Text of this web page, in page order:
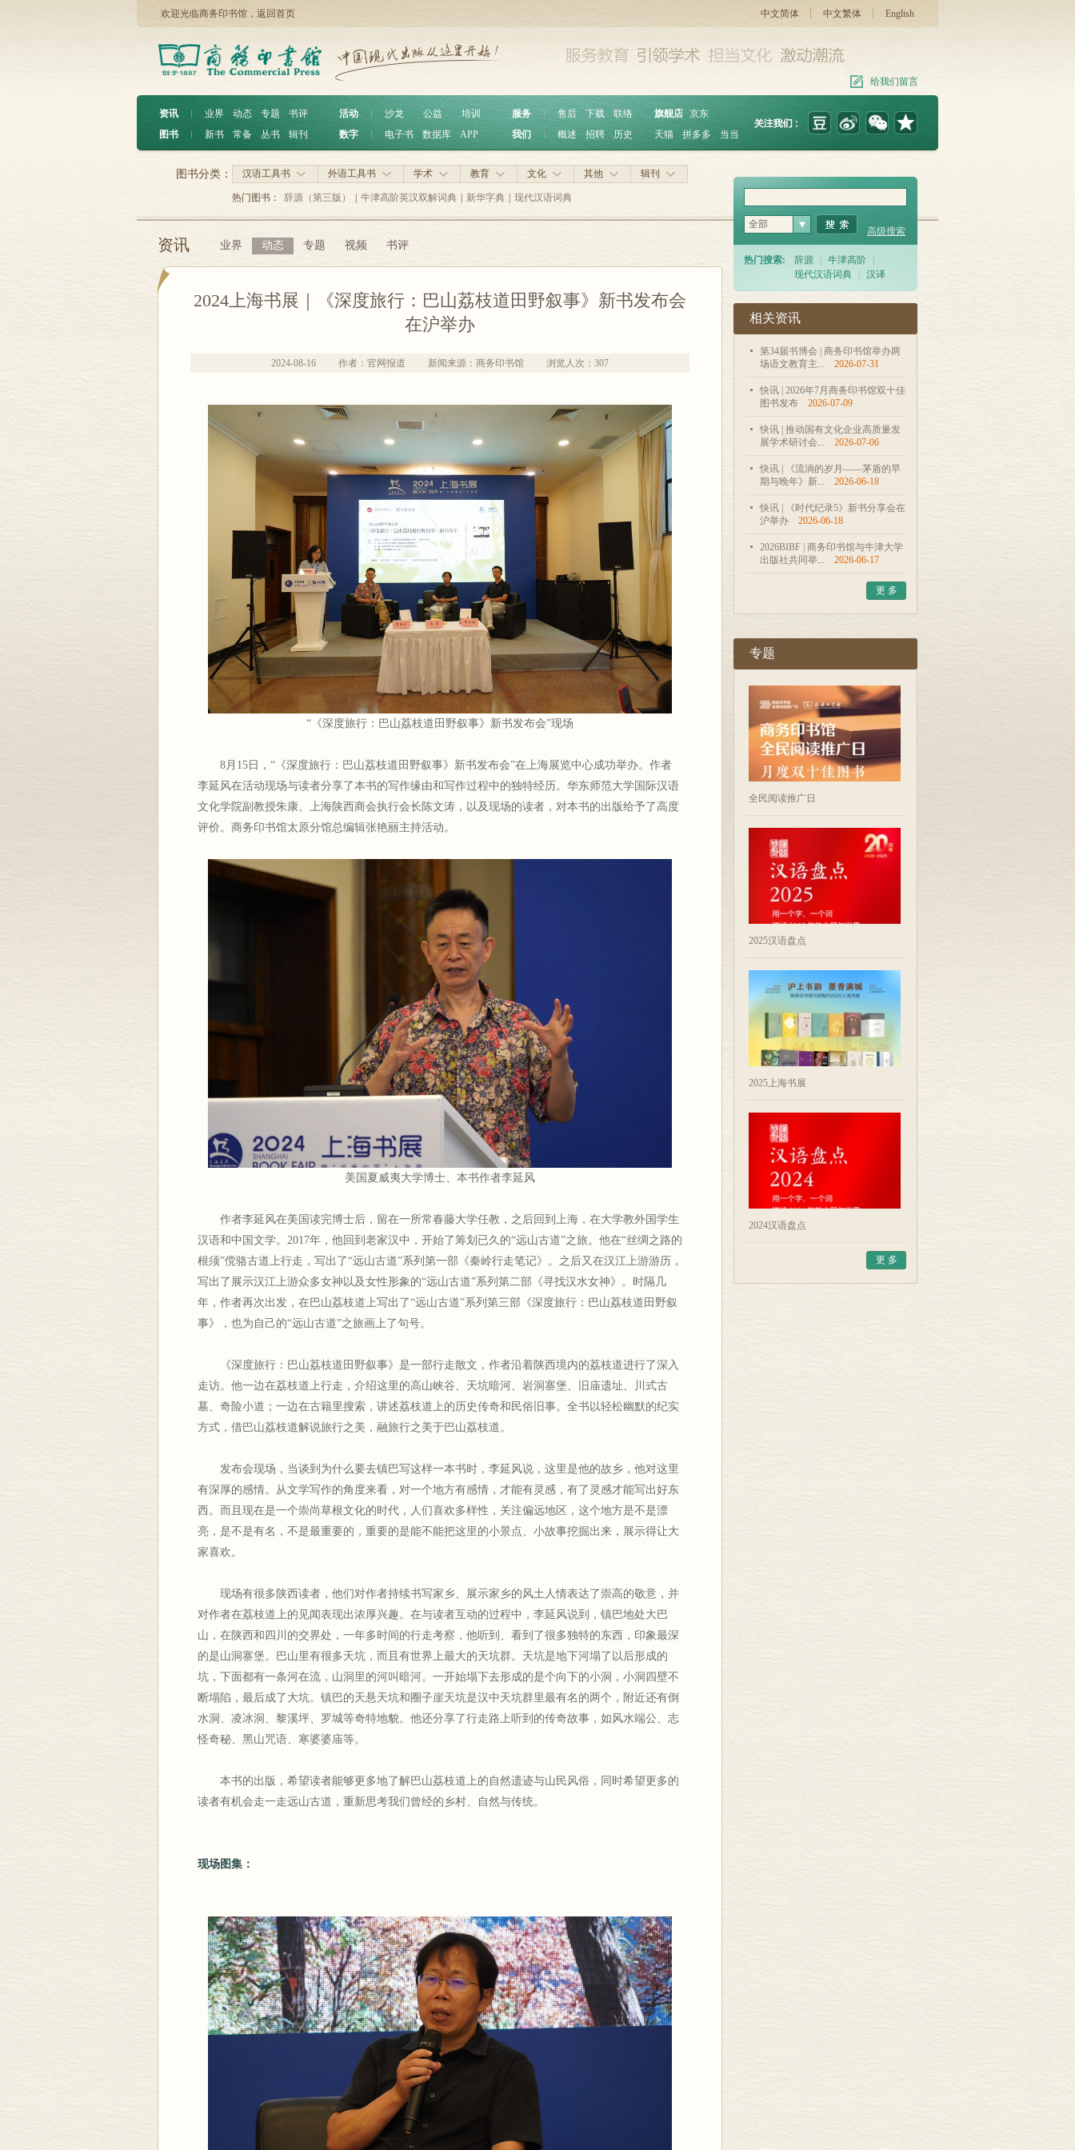
欢迎光临商务印书馆， 返回首页 中文简体 中文繁体 English
给我们留言
资讯 ︱ 业界 动态 专题
书评
图书
︱ 新书 常备 丛书 辑刊
活动 沙龙 公益
培训
数字
电子书 数据库 APP
服务 ︱ 售后 下载
联络
我们
概述 招聘 历史
旗舰店 京东
天猫
拼多多 当当
汉语工具书 外语工具书 学术 教育 文化 其他 辑刊
图书分类：
热门图书： 辞源（第三版） 牛津高阶英汉双解词典 新华字典 现代汉语词典
资讯 业界 动态 专题 视频 书评
2024上海书展｜《深度旅行：巴山荔枝道田野叙事》新书发布会
在沪举办
2024-08-16 作者：官网报道 新闻来源：商务印书馆 浏览人次： 307
“《深度旅行：巴山荔枝道田野叙事》新书发布会”现场
8月15日，“《深度旅行：巴山荔枝道田野叙事》新书发布会”在上海展览中心成功举办。作者
李延风在活动现场与读者分享了本书的写作缘由和写作过程中的独特经历。华东师范大学国际汉语
文化学院副教授朱康、上海陕西商会执行会长陈文涛，以及现场的读者，对本书的出版给予了高度
评价。商务印书馆太原分馆总编辑张艳丽主持活动。
美国夏威夷大学博士、本书作者李延风
作者李延风在美国读完博士后，留在一所常春藤大学任教，之后回到上海，在大学教外国学生
汉语和中国文学。2017年，他回到老家汉中，开始了筹划已久的“远山古道”之旅。他在“丝绸之路的
根须”傥骆古道上行走，写出了“远山古道”系列第一部《秦岭行走笔记》。之后又在汉江上游游历，
写出了展示汉江上游众多女神以及女性形象的“远山古道”系列第二部《寻找汉水女神》。时隔几
年，作者再次出发，在巴山荔枝道上写出了“远山古道”系列第三部《深度旅行：巴山荔枝道田野叙
事》，也为自己的“远山古道”之旅画上了句号。
《深度旅行：巴山荔枝道田野叙事》是一部行走散文，作者沿着陕西境内的荔枝道进行了深入
走访。他一边在荔枝道上行走，介绍这里的高山峡谷、天坑暗河、岩洞寨堡、旧庙遗址、川式古
墓、奇险小道；一边在古籍里搜索，讲述荔枝道上的历史传奇和民俗旧事。全书以轻松幽默的纪实
方式，借巴山荔枝道解说旅行之美，融旅行之美于巴山荔枝道。
发布会现场，当谈到为什么要去镇巴写这样一本书时，李延风说，这里是他的故乡，他对这里
有深厚的感情。从文学写作的角度来看，对一个地方有感情，才能有灵感，有了灵感才能写出好东
西。而且现在是一个崇尚草根文化的时代，人们喜欢多样性，关注偏远地区，这个地方是不是漂
亮，是不是有名，不是最重要的，重要的是能不能把这里的小景点、小故事挖掘出来，展示得让大
家喜欢。
现场有很多陕西读者，他们对作者持续书写家乡、展示家乡的风土人情表达了崇高的敬意，并
对作者在荔枝道上的见闻表现出浓厚兴趣。在与读者互动的过程中，李延风说到，镇巴地处大巴
山，在陕西和四川的交界处，一年多时间的行走考察，他听到、看到了很多独特的东西，印象最深
的是山洞寨堡。巴山里有很多天坑，而且有世界上最大的天坑群。天坑是地下河塌了以后形成的
坑，下面都有一条河在流，山洞里的河叫暗河。一开始塌下去形成的是个向下的小洞，小洞四壁不
断塌陷，最后成了大坑。镇巴的天悬天坑和圈子崖天坑是汉中天坑群里最有名的两个，附近还有倒
水洞、凌冰洞、黎溪坪、罗城等奇特地貌。他还分享了行走路上听到的传奇故事，如风水端公、志
怪奇秘、黑山咒语、寒婆婆庙等。
本书的出版，希望读者能够更多地了解巴山荔枝道上的自然遗迹与山民风俗，同时希望更多的
读者有机会走一走远山古道，重新思考我们曾经的乡村、自然与传统。
现场图集：
全部
高级搜索
热门搜索: 辞源 牛津高阶
现代汉语词典
汉译
相关资讯
第34届书博会 | 商务印书馆举办两
场语文教育主...
2026-07-31
快讯 | 2026年7月商务印书馆双十佳
图书发布
2026-07-09
快讯 | 推动国有文化企业高质量发
展学术研讨会...
2026-07-06
快讯 | 《流淌的岁月——茅盾的早
期与晚年》新...
2026-06-18
快讯 | 《时代纪录5》新书分享会在
沪举办
2026-06-18
2026BIBF | 商务印书馆与牛津大学
出版社共同举...
2026-06-17
更 多
专题
全民阅读推广日
2025汉语盘点
2025上海书展
2024汉语盘点
更 多